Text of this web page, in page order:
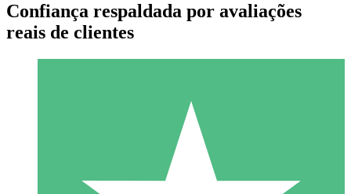
Pacotes de Créditos Individuais
Pague conforme o uso com créditos de download. Sem
Confiança respaldada por avaliações
reais de clientes